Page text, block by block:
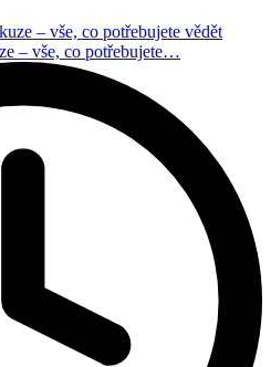
– vše, co potřebujete…